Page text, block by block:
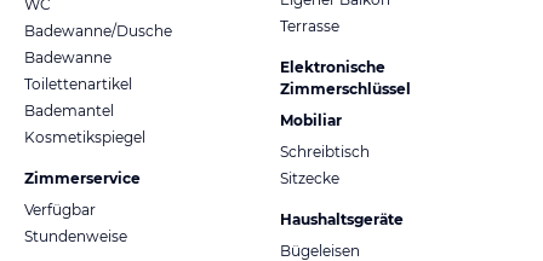
WC
Badewanne/Dusche
Badewanne
Toilettenartikel
Bademantel
Kosmetikspiegel
Zimmerservice
Verfügbar
Stundenweise
Terrasse
Elektronische
Zimmerschlüssel
Mobiliar
Schreibtisch
Sitzecke
Haushaltsgeräte
Bügeleisen